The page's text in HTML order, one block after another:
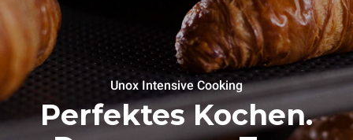
Unox Intensive Cooking
Perfektes Kochen.